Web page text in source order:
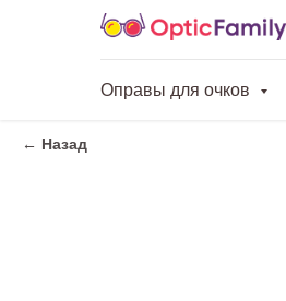
Оправы для очков
← Назад